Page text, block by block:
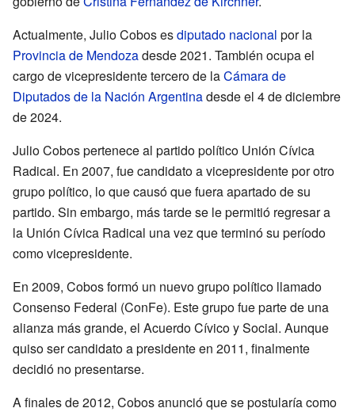
Actualmente, Julio Cobos esdiputado nacional por la
Provincia de Mendozadesde 2021. También ocupa el
cargo de vicepresidente tercero de laCámara de
Diputados de la Nación Argentinadesde el 4 de diciembre
de 2024.
Julio Cobos pertenece al partido político Unión Cívica
Radical. En 2007, fue candidato a vicepresidente por otro
grupo político, lo que causó que fuera apartado de su
partido. Sin embargo, más tarde se le permitió regresar a
la Unión Cívica Radical una vez que terminó su período
como vicepresidente.
En 2009, Cobos formó un nuevo grupo político llamado
Consenso Federal (ConFe). Este grupo fue parte de una
alianza más grande, el Acuerdo Cívico y Social. Aunque
quiso ser candidato a presidente en 2011, finalmente
decidió no presentarse.
A finales de 2012, Cobos anunció que se postularía como